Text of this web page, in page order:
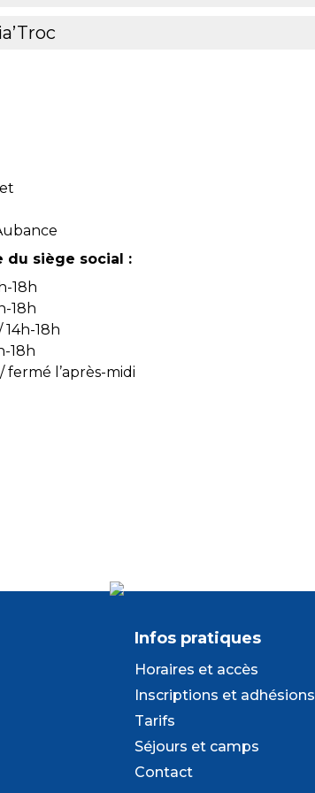
du siège social :
18h
18h
18h
18h
fermé l’après-midi
Infos pratiques
Horaires et accès
Inscriptions et adhésions
Tarifs
Séjours et camps
Contact